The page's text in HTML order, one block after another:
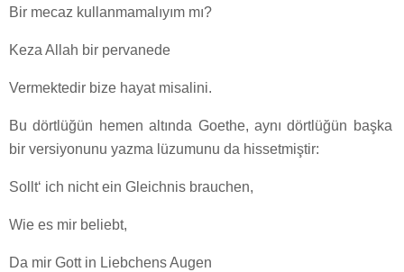
Bir mecaz kullanmamalıyım mı?
Keza Allah bir pervanede
Vermektedir bize hayat misalini.
Bu dörtlüğün hemen altında Goethe, aynı dörtlüğün başka
bir versiyonunu yazma lüzumunu da hissetmiştir:
Sollt‘ ich nicht ein Gleichnis brauchen,
Wie es mir beliebt,
Da mir Gott in Liebchens Augen